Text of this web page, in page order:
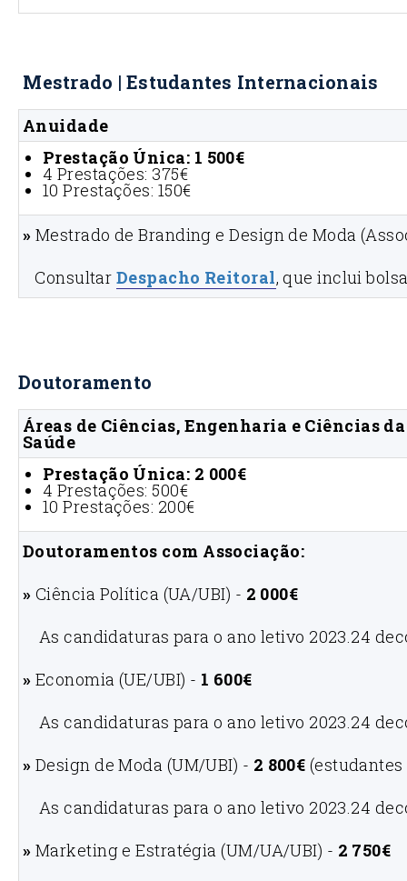
Mestrado | Estudantes Internacionais
Anuidade
Prestação Única: 1 500€
4 Prestações: 375€
10 Prestações: 150€
» Mestrado de Branding e Design de Moda
Consultar Despacho Reitoral, que inclui
Doutoramento
Áreas de Ciências, Engenharia e Ciências da
Saúde
Prestação Única: 2 000€
4 Prestações: 500€
10 Prestações: 200€
Doutoramentos com Associação:
» Ciência Política (UA/UBI) - 2 000€
As candidaturas para o ano letivo 2023.24
» Economia (UE/UBI) - 1 600€
As candidaturas para o ano letivo 2023.24
» Design de Moda (UM/UBI) - 2 800€
As candidaturas para o ano letivo 2023.24
» Marketing e Estratégia (UM/UA/UBI) - 2 750€